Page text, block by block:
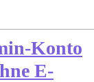
Konto
E-